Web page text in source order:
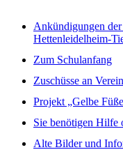
Ankündigungen
Hettenleidelheim-
Zum Schulanfang
Zuschüsse an
Projekt „Gelbe
Sie benötigen Hilfe
Alte Bilder und